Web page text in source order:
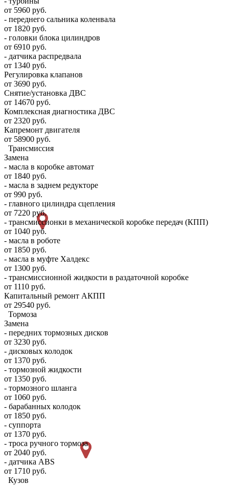
от 5960 руб.
- переднего сальника коленвала
от 1820 руб.
- головки блока цилиндров
от 6910 руб.
- датчика распредвала
от 1340 руб.
Регулировка клапанов
от 3690 руб.
Снятие/установка ДВС
от 14670 руб.
Комплексная диагностика ДВС
от 2320 руб.
Капремонт двигателя
от 58900 руб.
Трансмиссия
Замена
- масла в коробке автомат
от 1840 руб.
- масла в заднем редукторе
от 990 руб.
- главного цилиндра сцепления
от 7220 руб.
- трансмиссионки в механической коробке передач (КПП)
от 1040 руб.
- масла в роботе
от 1850 руб.
- масла в муфте Халдекс
от 1300 руб.
- трансмиссионной жидкости в раздаточной коробке
от 1110 руб.
Капитальный ремонт АКПП
от 29540 руб.
Тормоза
Замена
- передних тормозных дисков
от 3230 руб.
- дисковых колодок
от 1370 руб.
- тормозной жидкости
от 1350 руб.
- тормозного шланга
от 1060 руб.
- барабанных колодок
от 1850 руб.
- суппорта
от 1370 руб.
- троса ручного тормоза
от 2040 руб.
- датчика ABS
от 1710 руб.
Кузов